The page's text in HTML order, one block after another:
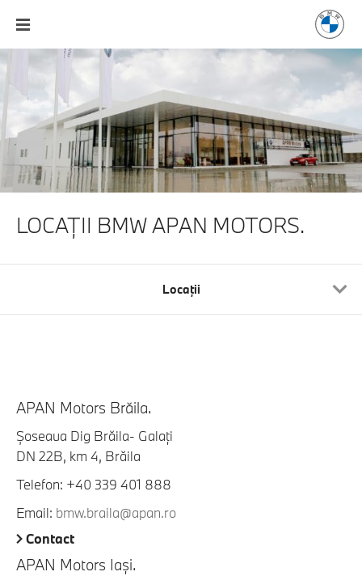
LOCAŢII BMW APAN MOTORS.
Locaţii
APAN Motors Brăila.
Şoseaua Dig Brăila- Galaţi
DN 22B, km 4, Brăila
Telefon: +40 339 401 888
Email: bmw.braila@apan.ro
Contact
APAN Motors Iaşi.